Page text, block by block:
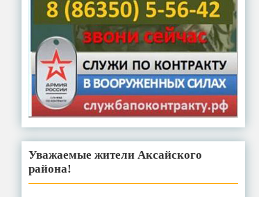
Уважаемые жители Аксайского
района!